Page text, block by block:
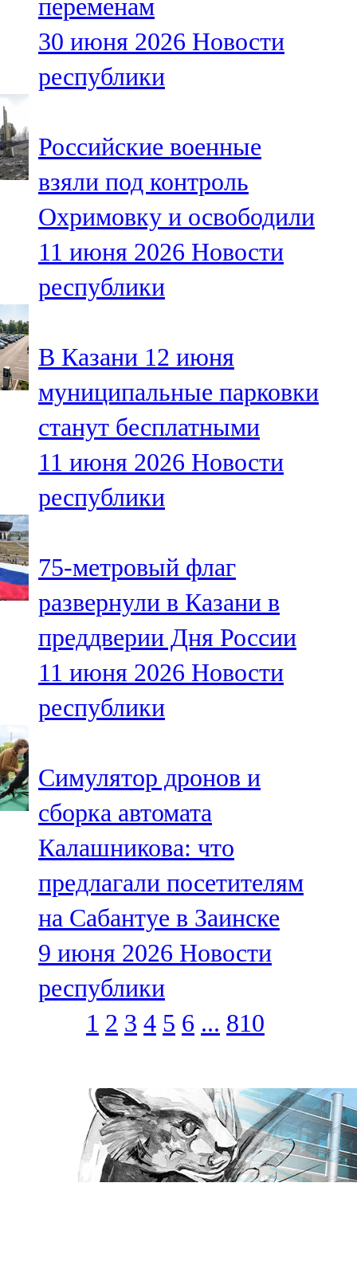
переменам
30 июня 2026 Новости
республики
Российские военные
взяли под контроль
Охримовку и освободили
11 июня 2026 Новости
республики
В Казани 12 июня
муниципальные парковки
станут бесплатными
11 июня 2026 Новости
республики
75-метровый флаг
развернули в Казани в
преддверии Дня России
11 июня 2026 Новости
республики
Симулятор дронов и
сборка автомата
Калашникова: что
предлагали посетителям
на Сабантуе в Заинске
9 июня 2026 Новости
республики
1 2 3 4 5 6 ... 810